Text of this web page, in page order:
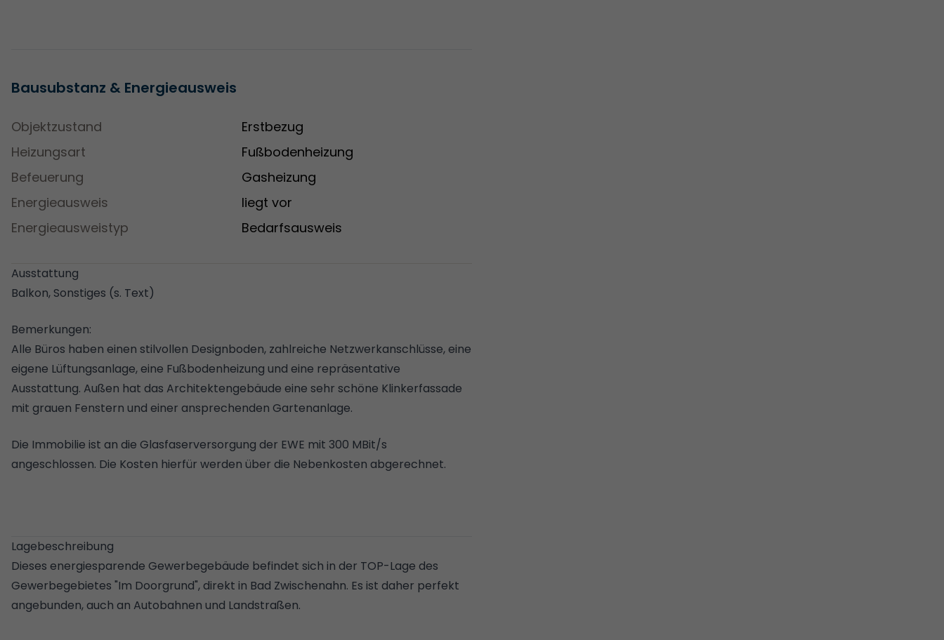
Bausubstanz & Energieausweis
Objektzustand
Erstbezug
Heizungsart
Fußbodenheizung
Befeuerung
Gasheizung
Energieausweis
liegt vor
Energieausweistyp
Bedarfsausweis
Ausstattung
Balkon, Sonstiges (s. Text)
Bemerkungen:
Alle Büros haben einen stilvollen Designboden, zahlreiche Netzwerkanschlüsse, eine
eigene Lüftungsanlage, eine Fußbodenheizung und eine repräsentative
Ausstattung. Außen hat das Architektengebäude eine sehr schöne Klinkerfassade
mit grauen Fenstern und einer ansprechenden Gartenanlage.
Die Immobilie ist an die Glasfaserversorgung der EWE mit 300 MBit/s
angeschlossen. Die Kosten hierfür werden über die Nebenkosten abgerechnet.
Lagebeschreibung
Dieses energiesparende Gewerbegebäude befindet sich in der TOP-Lage des
Gewerbegebietes "Im Doorgrund", direkt in Bad Zwischenahn. Es ist daher perfekt
angebunden, auch an Autobahnen und Landstraßen.